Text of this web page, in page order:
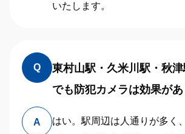
いたします。
Q
東村山駅・久米川駅・秋
でも防犯カメラは効果があ
A
はい。駅周辺は人通りが多く